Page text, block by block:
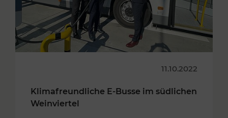
11.10.2022
Klimafreundliche E-Busse im südlichen
Weinviertel